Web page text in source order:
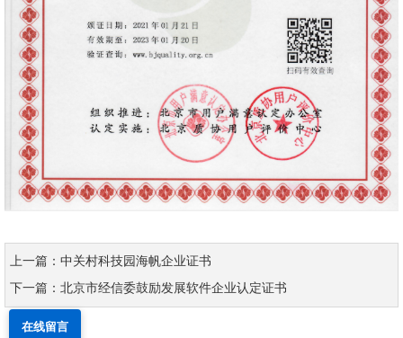
上一篇：中关村科技园海帆企业证书
下一篇：北京市经信委鼓励发展软件企业认定证书
在线留言